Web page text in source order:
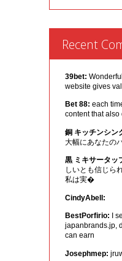
Recent
39bet:
website gives
Bet 88: each
content that
銅 キッチンシン
大幅にあなたの
黒 ミキサータッ
しいとも信じら
私は実�
CindyAbell:
BestPorfirio: I
japanbrands.jp,
can earn
Josephmep: